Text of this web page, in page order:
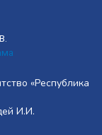
«Республика
И.И.